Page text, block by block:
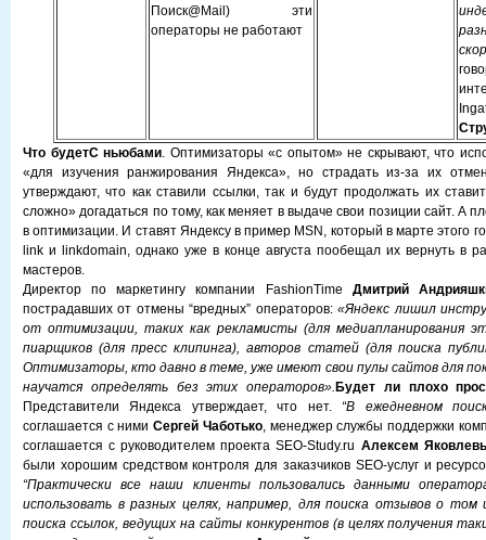
Поиск@Mail) эти
операторы не работают
Что будетС ньюбами. Оптимизаторы «с опытом» не скрывают, что
«для изучения ранжирования Яндекса», но страдать из-за их
утверждают, что как ставили ссылки, так и будут продолжать их
сложно» догадаться по тому, как меняет в выдаче свои позиции сайт. А
в оптимизации. И ставят Яндексу в пример MSN, который в марте этого
link и linkdomain, однако уже в конце августа пообещал их вернуть в
мастеров.
Директор по маркетингу компании FashionTime Дмитрий
пострадавших от отмены “вредных” операторов:«Яндекс лишил
от оптимизации, таких как рекламисты (для медиапланирования
пиарщиков (для пресс клипинга), авторов статей (для поиска
Оптимизаторы, кто давно в теме, уже имеют свои пулы сайтов для
научатся определять без этих операторов». Будет ли плохо
Представители Яндекса утверждает, что нет. “В ежедневном
соглашается с нимиСергей Чаботько, менеджер службы поддержки
соглашается с руководителем проекта SEO-Study.ru Алексем
были хорошим средством контроля для заказчиков SEO-услуг и
“Практически все наши клиенты пользовались данными
использовать в разных целях, например, для поиска отзывов о том
поиска ссылок, ведущих на сайты конкурентов (в целях получения